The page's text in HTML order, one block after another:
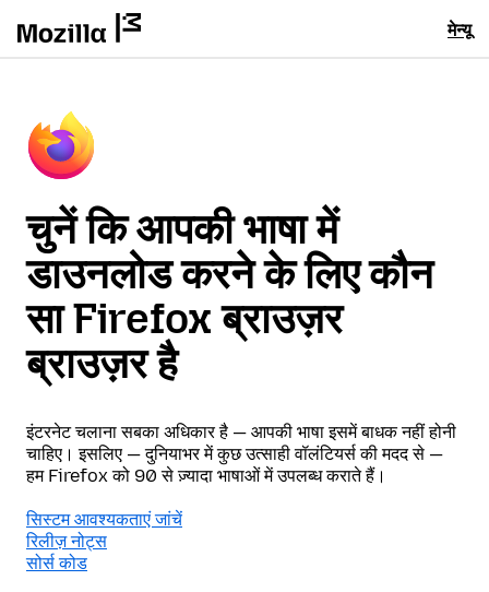
मेन्यू
चुनें कि आपकी भाषा में
डाउनलोड करने के लिए कौन
सा Firefox ब्राउज़र
ब्राउज़र है
इंटरनेट चलाना सबका अधिकार है — आपकी भाषा इसमें बाधक नहीं होनी
चाहिए। इसलिए — दुनियाभर में कुछ उत्साही वॉलंटियर्स की मदद से —
हम Firefox को 90 से ज़्यादा भाषाओं में उपलब्ध कराते हैं।
सिस्टम आवश्यकताएं जांचें
रिलीज़ नोट्स
सोर्स कोड